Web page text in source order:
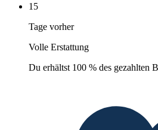
15
Tage vorher
Volle Erstattung
Du erhältst 100 % des gezahlten